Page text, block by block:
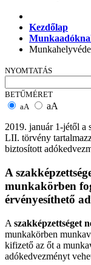
Kezdőlap
NYOMTATÁS
BETŰMÉRET
aA
aA
2019. január 1-jétől a
LII. törvény
biztosított
A
munkakörben
érvényesíthető
A szakképzettséget
munkakörben
kifizető az őt a
adókedvezményt